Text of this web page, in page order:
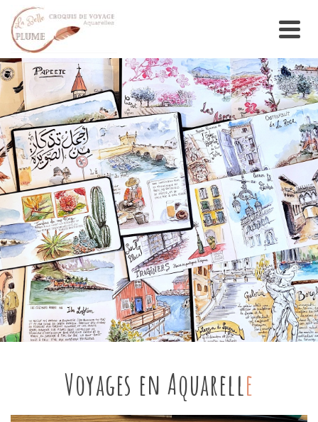
Voyages en Aquarelle